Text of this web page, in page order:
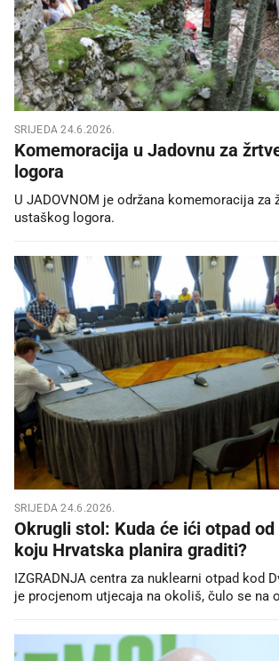
SRIJEDA 24.6.2026.
Komemoracija u Jadovnu za
logora
U JADOVNOM je održana komemoracija za
ustaškog logora.
SRIJEDA 24.6.2026.
Okrugli stol: Kuda će ići otpad
koju Hrvatska planira graditi?
IZGRADNJA centra za nuklearni otpad kod
je procjenom utjecaja na okoliš, čulo se na